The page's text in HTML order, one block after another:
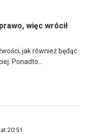
więc wrócił
jak również będąc
Ponadto...
20:51